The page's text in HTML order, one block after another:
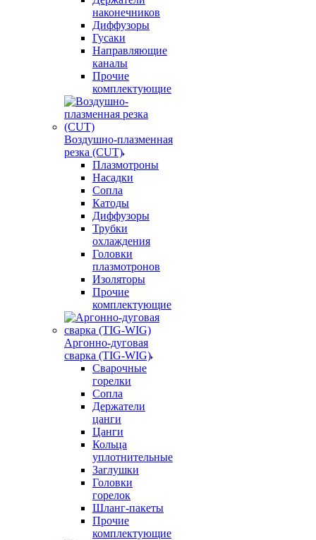
наконечников
Диффузоры
Гусаки
Направляющие
каналы
Прочие
комплектующие
Воздушно-плазменная
резка (CUT)
Плазмотроны
Насадки
Сопла
Катоды
Диффузоры
Трубки
охлаждения
Головки
плазмотронов
Изоляторы
Прочие
комплектующие
Аргонно-дуговая
сварка (TIG-WIG)
Сварочные
горелки
Сопла
Держатели
цанги
Цанги
Кольца
уплотнительные
Заглушки
Головки
горелок
Шланг-пакеты
Прочие
комплектующие